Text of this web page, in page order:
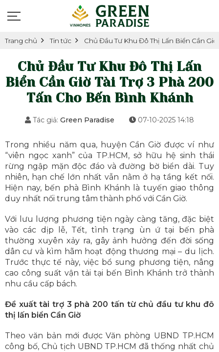
Trang chủ Tin tức Chủ Đầu Tư Khu Đô Thị Lấn Biển Cần
Chủ Đầu Tư Khu Đô Thị Lấn
Biển Cần Giờ Tài Trợ 3 Phà 200
Tấn Cho Bến Bình Khánh
Tác giả: Green Paradise 07-10-2025 14:18
Trong nhiều năm qua, huyện Cần Giờ được ví như
“viên ngọc xanh” của TP.HCM, sở hữu hệ sinh thái
rừng ngập mặn độc đáo và đường bờ biển dài. Tuy
nhiên, hạn chế lớn nhất vẫn nằm ở hạ tầng kết nối.
Hiện nay, bến phà Bình Khánh là tuyến giao thông
duy nhất nối trung tâm thành phố với Cần Giờ.
Với lưu lượng phương tiện ngày càng tăng, đặc biệt
vào các dịp lễ, Tết, tình trạng ùn ứ tại bến phà
thường xuyên xảy ra, gây ảnh hưởng đến đời sống
dân cư và kìm hãm hoạt động thương mại – du lịch.
Trước thực tế này, việc bổ sung phương tiện, nâng
cao công suất vận tải tại bến Bình Khánh trở thành
nhu cầu cấp bách.
Đề xuất tài trợ 3 phà 200 tấn từ chủ đầu tư khu đô
thị lấn biển Cần Giờ
Theo văn bản mới được Văn phòng UBND TP.HCM
công bố, Chủ tịch UBND TP.HCM đã thống nhất chủ